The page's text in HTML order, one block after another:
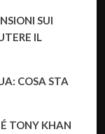
SUI
IL
COSA STA
TONY KHAN